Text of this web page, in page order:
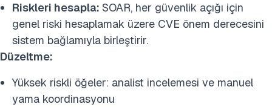
Riskleri hesapla: SOAR, her güvenlik açığı için
genel riski hesaplamak üzere CVE önem derecesini
sistem bağlamıyla birleştirir.
Düzeltme:
Yüksek riskli öğeler: analist incelemesi ve manuel
yama koordinasyonu